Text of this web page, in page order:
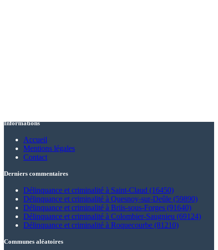
Informations
Accueil
Mentions légales
Contact
Derniers commentaires
Délinquance et criminalité à Saint-Claud (16450)
Délinquance et criminalité à Quesnoy-sur-Deûle (59890)
Délinquance et criminalité à Briis-sous-Forges (91640)
Délinquance et criminalité à Colombier-Saugnieu (69124)
Délinquance et criminalité à Roquecourbe (81210)
Communes aléatoires